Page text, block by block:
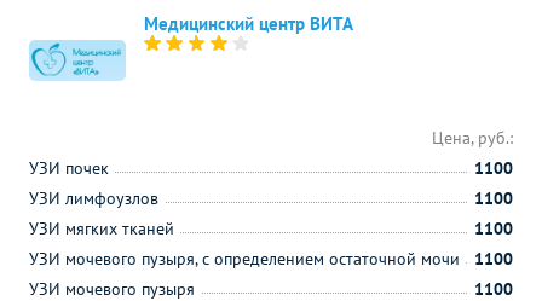
Медицинский центр ВИТА
Цена, руб.:
УЗИ почек
1100
УЗИ лимфоузлов
1100
УЗИ мягких тканей
1100
УЗИ мочевого пузыря, с определением остаточной мочи
1100
УЗИ мочевого пузыря
1100